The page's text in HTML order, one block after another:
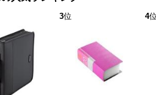
3位 4